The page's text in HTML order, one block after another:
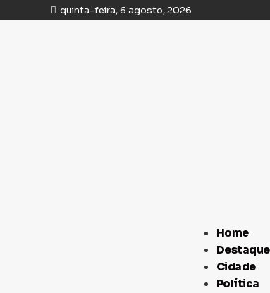
quinta-feira, 6 agosto, 2026
Home
Cidade
Política